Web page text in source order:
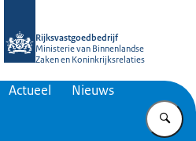
Rijksvastgoedbedrijf
Ministerie van Binnenlandse
Zaken en Koninkrijksrelaties
Actueel Nieuws